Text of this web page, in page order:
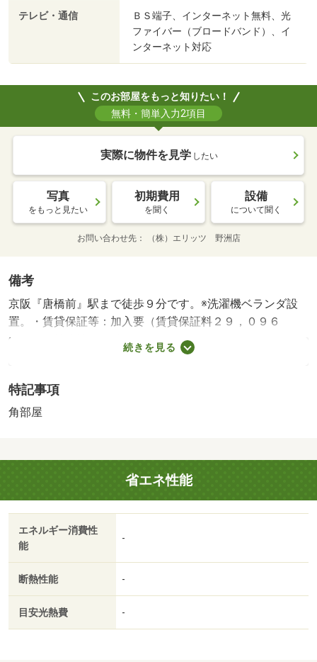
テレビ・通信
ＢＳ端子、インターネット無料、光
ファイバー（ブロードバンド）、イ
ンターネット対応
このお部屋をもっと知りたい！
無料・簡単入力2項目
実際に物件を見学 したい
写真
をもっと見たい
初期費用
を聞く
設備
について聞く
お問い合わせ先 （株）エリッツ 野洲店
備考
京阪『唐橋前』駅まで徒歩９分です。※洗濯機ベランダ設
置。・賃貸保証等：加入要（賃貸保証料２９，０９６
円）・維持費等：水道代２，５００円／月・ＥＬサポート
１，７００円／月・【インターネット無料】ＪＲ石山駅徒
トイレ別の単身様専用賃貸物件です。１口システムキッチ
ン設備。南向きベランダで日当たり良好。共用部には宅配
続きを見る
特記事項
角部屋
省エネ性能
エネルギー消費性
能
-
断熱性能 -
目安光熱費 -